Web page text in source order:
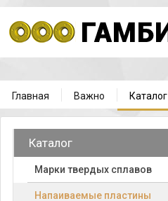
Главная Важно Каталог
Каталог
Марки твердых сплавов
Напаиваемые пластины